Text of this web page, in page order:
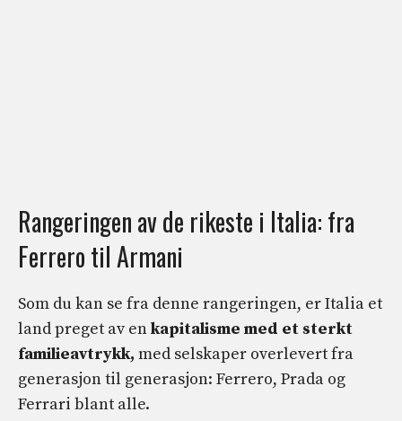
Rangeringen av de rikeste i Italia: fra
Ferrero til Armani
Som du kan se fra denne rangeringen, er Italia et
land preget av enkapitalisme med et sterkt
familieavtrykk, med selskaper overlevert fra
generasjon til generasjon: Ferrero, Prada og
Ferrari blant alle.